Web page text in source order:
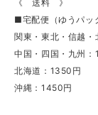
《 送料 》
■宅配便（ゆうパッ
関東・東北・信越
中国・四国・九州：
北海道：1350円
沖縄：1450円